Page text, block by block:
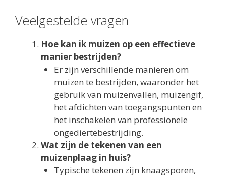
Veelgestelde vragen
Hoe kan ik muizen op een effectieve
manier bestrijden?
Er zijn verschillende manieren om
muizen te bestrijden, waaronder het
gebruik van muizenvallen, muizengif,
het afdichten van toegangspunten en
het inschakelen van professionele
ongediertebestrijding.
Wat zijn de tekenen van een
muizenplaag in huis?
Typische tekenen zijn knaagsporen,